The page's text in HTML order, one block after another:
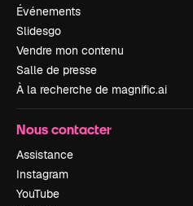
Événements
Slidesgo
Vendre mon contenu
Salle de presse
À la recherche de magnific.ai
Nous contacter
Assistance
Instagram
YouTube